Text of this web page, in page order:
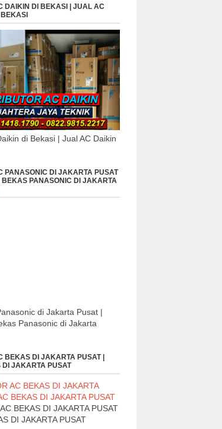
DAIKIN DI BEKASI | JUAL AC
di Bekasi | Jual AC Daikin
PANASONIC DI JAKARTA PUSAT
PANASONIC DI JAKARTA
di Jakarta Pusat |
Panasonic di Jakarta
BEKAS DI JAKARTA PUSAT |
JAKARTA PUSAT
BEKAS DI JAKARTA PUSAT
DI JAKARTA PUSAT